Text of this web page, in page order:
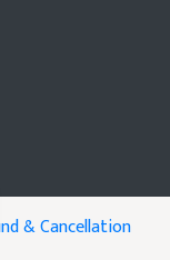
& Cancellation